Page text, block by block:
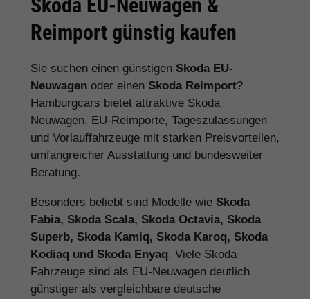
Skoda EU-Neuwagen &
Reimport günstig kaufen
Sie suchen einen günstigen Skoda EU-
Neuwagen oder einen Skoda Reimport?
Hamburgcars bietet attraktive Skoda
Neuwagen, EU-Reimporte, Tageszulassungen
und Vorlauffahrzeuge mit starken Preisvorteilen,
umfangreicher Ausstattung und bundesweiter
Beratung.
Besonders beliebt sind Modelle wie Skoda
Fabia, Skoda Scala, Skoda Octavia, Skoda
Superb, Skoda Kamiq, Skoda Karoq, Skoda
Kodiaq und Skoda Enyaq. Viele Skoda
Fahrzeuge sind als EU-Neuwagen deutlich
günstiger als vergleichbare deutsche